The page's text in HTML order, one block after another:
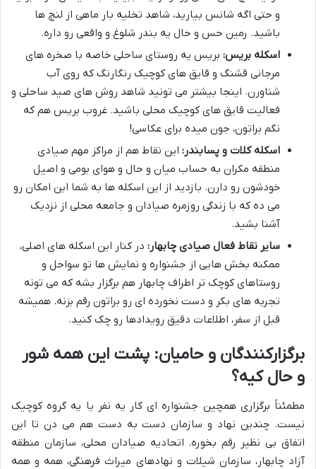
و حتی اگه شانس بیارید، شاهد تخلیه بار ماهی از لنچ ها
باشید. رمین حس و حال یه بندر شلوغ و واقعی رو داره.
اسکله بریس: بریس یه روستای ساحلی خاصه با صخره های
مرجانی قشنگ و قایق های کوچیک رنگارنگ که روی آب
شناورن. اینجا بیشتر می تونید شاهد روش های صید ساحلی و
فعالیت قایق های کوچیک محلی باشید. غروب بریس هم که
نگم براتون، جون میده برای عکاسی!
اسکله کلات و پسابندر: این نقاط هم از مراکز مهم صیادی
منطقه مکران به حساب میان و حال و هوای بومی و اصیل
خودشون رو دارن. بازدید از این اسکله ها به شما این امکان رو
می ده که با زندگی روزمره صیادان و جامعه محلی از نزدیک
آشنا بشید.
سایر نقاط فعال صیادی چابهار: در کنار این اسکله های اصلی،
ممکنه بخش هایی از جشنواره و نمایش ها تو سواحل و
روستاهای کوچک تر اطراف چابهار هم برگزار بشه که می تونه
تجربه های بکر و دست نخورده ای رو براتون رقم بزنه. همیشه
قبل از سفر، اطلاعات دقیق رویدادها رو چک کنید.
برگزارکنندگان و حامیان: پشت این همه شور
و حال کیه؟
مطمئناً برگزاری همچین جشنواره ای کار یه نفر یا یه گروه کوچیک
نیست. چندین نهاد و سازمان دست به دست هم می دن تا این
اتفاق بی نظیر رقم بخوره. اتحادیه صیادان محلی، سازمان منطقه
آزاد چابهار، سازمان شیلات و نهادهای میراث فرهنگی، همه و همه